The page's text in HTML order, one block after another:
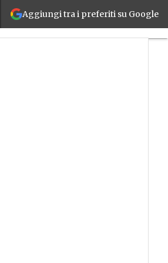
Aggiungi tra i preferiti su Google
Italiano resiste alla